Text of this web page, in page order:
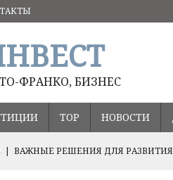
ФРАНКО, БИЗНЕС
ТОР НОВОСТИ
| ВАЖНЫЕ РЕШЕНИЯ ДЛЯ